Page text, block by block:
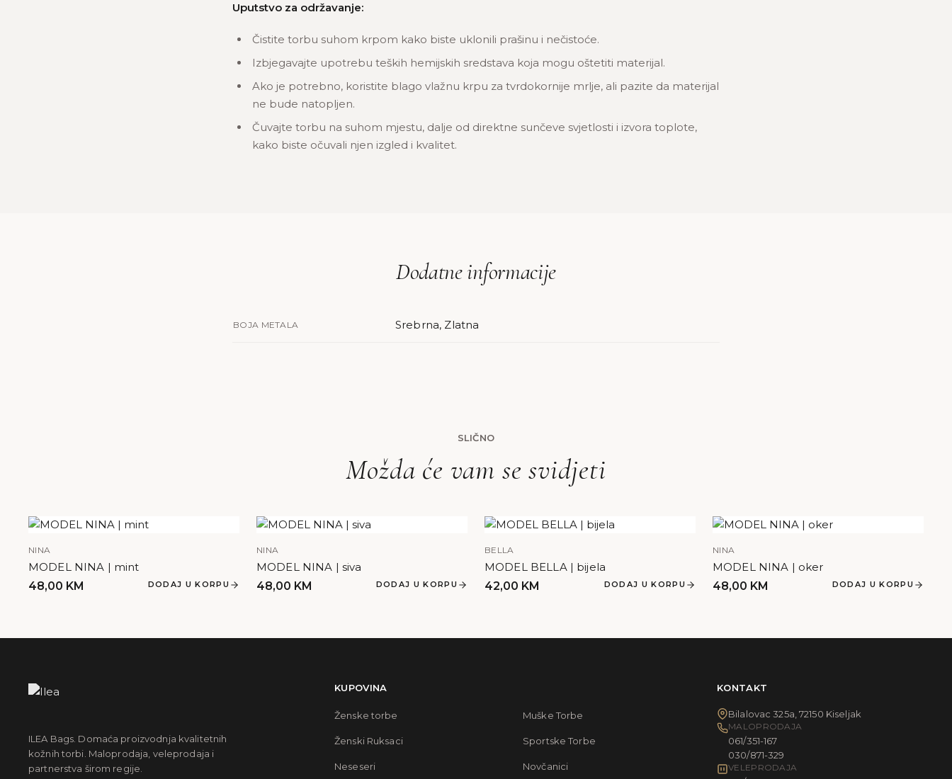
Uputstvo za održavanje:
Čistite torbu suhom krpom kako biste uklonili prašinu i nečistoće.
Izbjegavajte upotrebu teških hemijskih sredstava koja mogu oštetiti materijal.
Ako je potrebno, koristite blago vlažnu krpu za tvrdokornije mrlje, ali pazite da materijal
ne bude natopljen.
Čuvajte torbu na suhom mjestu, dalje od direktne sunčeve svjetlosti i izvora toplote,
kako biste očuvali njen izgled i kvalitet.
Dodatne informacije
BOJA METALA Srebrna, Zlatna
SLIČNO
Možda će vam se svidjeti
NINA
MODEL NINA | mint
48,00 KM DODAJ U KORPU
NINA
MODEL NINA | siva
48,00 KM DODAJ U KORPU
BELLA
MODEL BELLA | bijela
42,00 KM DODAJ U KORPU
NINA
MODEL NINA | oker
48,00 KM DODAJ U KORPU
ILEA Bags. Domaća proizvodnja kvalitetnih
kožnih torbi. Maloprodaja, veleprodaja i
partnerstva širom regije.
KUPOVINA
Ženske torbe Muške Torbe
Ženski Ruksaci Sportske Torbe
Neseseri Novčanici
KONTAKT
Bilalovac 325a, 72150 Kiseljak
MALOPRODAJA
061/351-167
030/871-329
VELEPRODAJA